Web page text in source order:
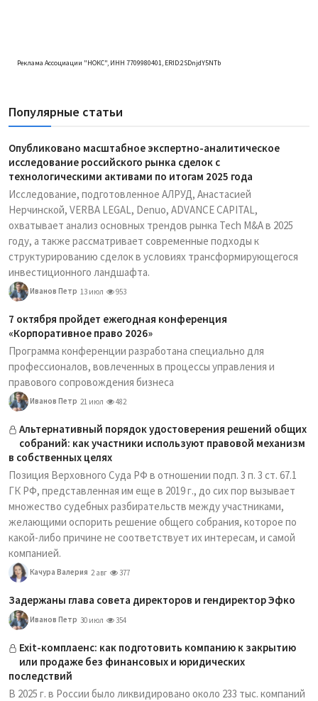
Реклама Ассоциации "НОКС", ИНН 7709980401, ERID:2SDnjdY5NTb
Популярные статьи
Опубликовано масштабное экспертно-аналитическое
исследование российского рынка сделок с
технологическими активами по итогам 2025 года
Исследование, подготовленное АЛРУД, Анастасией
Нерчинской, VERBA LEGAL, Denuo, ADVANCE CAPITAL,
охватывает анализ основных трендов рынка Tech M&A в 2025
году, а также рассматривает современные подходы к
структурированию сделок в условиях трансформирующегося
инвестиционного ландшафта.
Иванов Петр 13 июл 953
7 октября пройдет ежегодная конференция
«Корпоративное право 2026»
Программа конференции разработана специально для
профессионалов, вовлеченных в процессы управления и
правового сопровождения бизнеса
Иванов Петр 21 июл 482
Альтернативный порядок удостоверения решений общих
собраний: как участники используют правовой механизм
в собственных целях
Позиция Верховного Суда РФ в отношении подп. 3 п. 3 ст. 67.1
ГК РФ, представленная им еще в 2019 г., до сих пор вызывает
множество судебных разбирательств между участниками,
желающими оспорить решение общего собрания, которое по
какой-либо причине не соответствует их интересам, и самой
компанией.
Качура Валерия 2 авг 377
Задержаны глава совета директоров и гендиректор Эфко
Иванов Петр 30 июл 354
Exit-комплаенс: как подготовить компанию к закрытию
или продаже без финансовых и юридических
последствий
В 2025 г. в России было ликвидировано около 233 тыс. компаний